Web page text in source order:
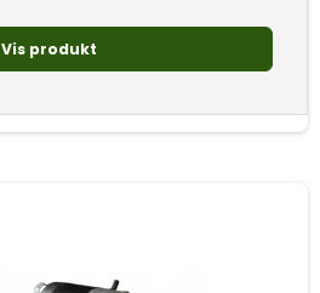
Vis produkt